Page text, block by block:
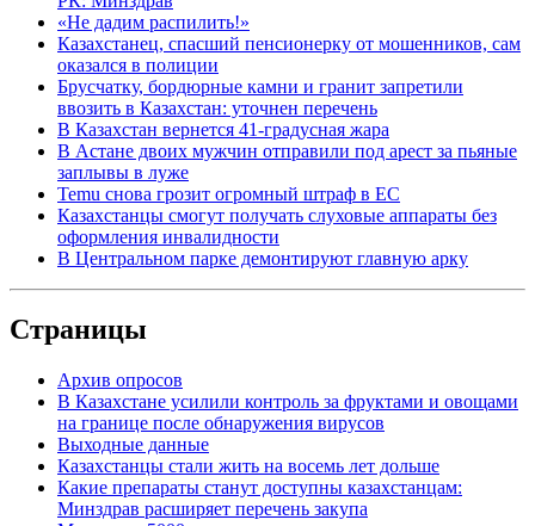
«Не дадим распилить!»
Казахстанец, спасший пенсионерку от мошенников, сам
оказался в полиции
Брусчатку, бордюрные камни и гранит запретили
ввозить в Казахстан: уточнен перечень
В Казахстан вернется 41-градусная жара
В Астане двоих мужчин отправили под арест за пьяные
заплывы в луже
Temu снова грозит огромный штраф в ЕС
Казахстанцы смогут получать слуховые аппараты без
оформления инвалидности
В Центральном парке демонтируют главную арку
Страницы
Архив опросов
В Казахстане усилили контроль за фруктами и овощами
на границе после обнаружения вирусов
Выходные данные
Казахстанцы стали жить на восемь лет дольше
Какие препараты станут доступны казахстанцам:
Минздрав расширяет перечень закупа